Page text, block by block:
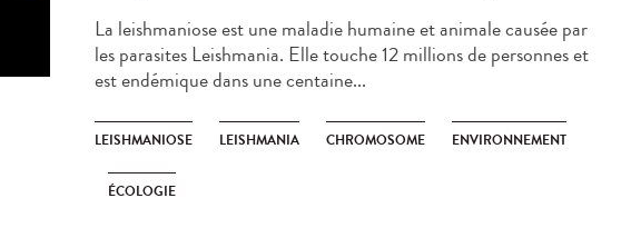
La leishmaniose est une maladie humaine et animale causée par
les parasites Leishmania. Elle touche 12 millions de personnes et
est endémique dans une centaine...
LEISHMANIOSE LEISHMANIA CHROMOSOME ENVIRONNEMENT
ÉCOLOGIE